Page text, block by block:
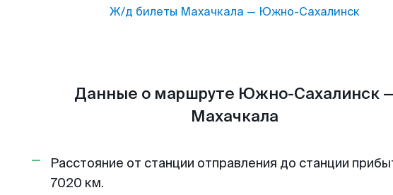
Ж/д билеты Махачкала — Южно-Сахалинск
Данные о маршруте Южно-Сахалинск
Махачкала
Расстояние от станции отправления до станции
7020 км.